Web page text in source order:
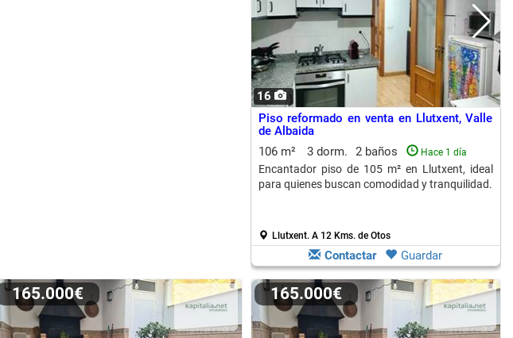
16
Piso reformado en venta en Llutxent, Valle
de Albaida
106 m²
3 dorm. 2 baños Hace 1 día
Encantador piso de 105 m² en Llutxent, ideal
para quienes buscan comodidad y tranquilidad.
Llutxent. A 12 Kms. de Otos
Contactar Guardar
165.000€ 165.000€